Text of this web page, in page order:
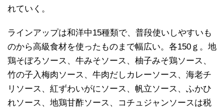
れていく。
ラインアップは和洋中15種類で、普段使いしやすいも
のから高級食材を使ったものまで幅広い。各150ｇ。地
鶏そぼろソース、牛みそソース、柚子みそ鶏ソース、
竹の子入梅肉ソース、牛肉だしカレーソース、海老チ
リソース、紅ずわいがにソース、帆立ソース、ふかひ
れソース、地鶏甘酢ソース、コチュジャンソースは税